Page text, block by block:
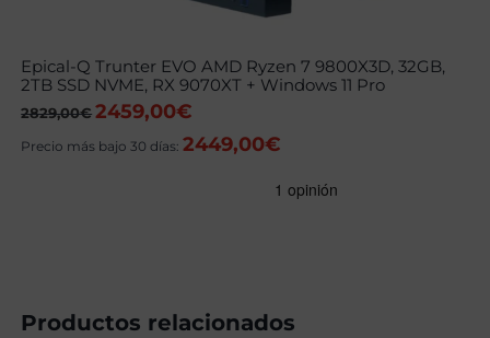
Epical-Q Trunter EVO AMD Ryzen 7 9800X3D, 32GB,
2TB SSD NVME, RX 9070XT + Windows 11 Pro
2829,00€ El
original
2459,00€
actual
Precio más bajo 30 días:2449,00€
Productos relacionados